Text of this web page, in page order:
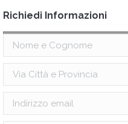
Richiedi Informazioni